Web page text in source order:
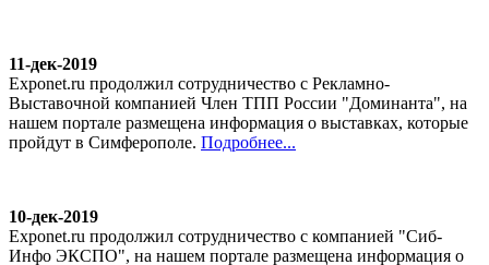
11-дек-2019
Exponet.ru продолжил сотрудничество с Рекламно-
Выставочной компанией Член ТПП России "Доминанта", на
нашем портале размещена информация о выставках, которые
пройдут в Симферополе. Подробнее...
10-дек-2019
Exponet.ru продолжил сотрудничество с компанией "Сиб-
Инфо ЭКСПО", на нашем портале размещена информация о